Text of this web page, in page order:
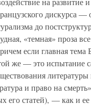
дискурса —
до
«темная» проза
если главная тема
же — это испытание
литературы
и право на
его статей), — как и ее